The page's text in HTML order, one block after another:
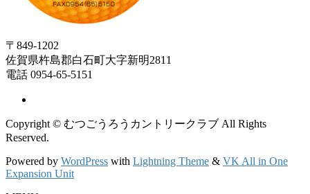
〒849-1202
佐賀県杵島郡白石町大字新明2811
電話 0954-65-5151
Copyright © むつごうろうカントリークラブ All Rights
Reserved.
Powered by WordPress with Lightning Theme & VK All in One
Expansion Unit